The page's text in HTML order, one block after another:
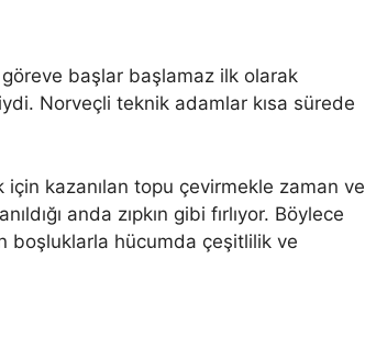
göreve başlar başlamaz ilk olarak
Norveçli teknik adamlar kısa sürede
için kazanılan topu çevirmekle zaman ve
anda zıpkın gibi fırlıyor. Böylece
boşluklarla hücumda çeşitlilik ve